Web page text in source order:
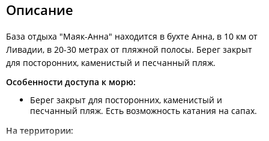
Описание
База отдыха "Маяк-Анна" находится в бухте Анна, в 10 км от
Ливадии, в 20-30 метрах от пляжной полосы. Берег закрыт
для посторонних, каменистый и песчанный пляж.
Особенности доступа к морю:
Берег закрыт для посторонних, каменистый и
песчанный пляж. Есть возможность катания на сапах.
На территории: